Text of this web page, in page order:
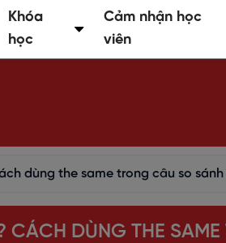
Khóa
học
Cảm nhận học
viên
dùng the same trong câu so
CÁCH DÙNG THE